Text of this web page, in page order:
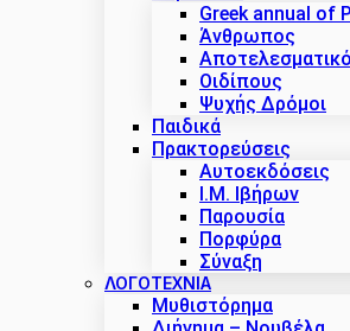
Greek annual of
Άνθρωπος
Οιδίπους
Ψυχής Δρόμοι
Παιδικά
Πρακτoρεύσεις
Αυτοεκδόσεις
Ι.Μ. Ιβήρων
Παρουσία
Πορφύρα
Σύναξη
ΛΟΓΟΤΕΧΝΙΑ
Μυθιστόρημα